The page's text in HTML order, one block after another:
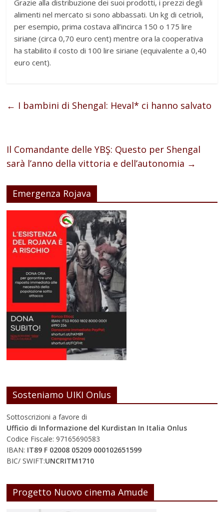
Grazie alla distribuzione dei suoi prodotti, i prezzi degli
alimenti nel mercato si sono abbassati. Un kg di cetrioli,
per esempio, prima costava all’incirca 150 o 175 lire
siriane (circa 0,70 euro cent) mentre ora la cooperativa
ha stabilito il costo di 100 lire siriane (equivalente a 0,40
euro cent).
← I bambini di Shengal: Heval* ci hanno salvato
Il Comandante delle YBŞ: Questo per Shengal
sarà l’anno della vittoria e dell’autonomia →
Emergenza Rojava
Sosteniamo UIKI Onlus
Sottoscrizioni a favore di
Ufficio di Informazione del Kurdistan In Italia Onlus
Codice Fiscale: 97165690583
IBAN: IT89 F 02008 05209 000102651599
BIC/ SWIFT:UNCRITM1710
Progetto Nuovo cinema Amude